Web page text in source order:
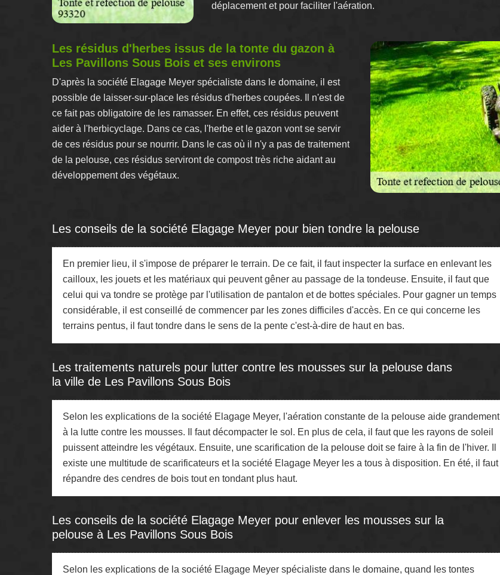
déplacement et pour faciliter l'aération.
Les résidus d'herbes issus de la tonte du gazon à
Les Pavillons Sous Bois et ses environs
D'après la société Elagage Meyer spécialiste dans le domaine, il est
possible de laisser-sur-place les résidus d'herbes coupées. Il n'est de
ce fait pas obligatoire de les ramasser. En effet, ces résidus peuvent
aider à l'herbicyclage. Dans ce cas, l'herbe et le gazon vont se servir
de ces résidus pour se nourrir. Dans le cas où il n'y a pas de traitement
de la pelouse, ces résidus serviront de compost très riche aidant au
développement des végétaux.
Les conseils de la société Elagage Meyer pour bien tondre la pelouse
En premier lieu, il s'impose de préparer le terrain. De ce fait, il faut inspecter la surface en enlevant les
cailloux, les jouets et les matériaux qui peuvent gêner au passage de la tondeuse. Ensuite, il faut que
celui qui va tondre se protège par l'utilisation de pantalon et de bottes spéciales. Pour gagner un temps
considérable, il est conseillé de commencer par les zones difficiles d'accès. En ce qui concerne les
terrains pentus, il faut tondre dans le sens de la pente c'est-à-dire de haut en bas.
Les traitements naturels pour lutter contre les mousses sur la pelouse dans
la ville de Les Pavillons Sous Bois
Selon les explications de la société Elagage Meyer, l'aération constante de la pelouse aide grandement
à la lutte contre les mousses. Il faut décompacter le sol. En plus de cela, il faut que les rayons de soleil
puissent atteindre les végétaux. Ensuite, une scarification de la pelouse doit se faire à la fin de l'hiver. Il
existe une multitude de scarificateurs et la société Elagage Meyer les a tous à disposition. En été, il faut
répandre des cendres de bois tout en tondant plus haut.
Les conseils de la société Elagage Meyer pour enlever les mousses sur la
pelouse à Les Pavillons Sous Bois
Selon les explications de la société Elagage Meyer spécialiste dans le domaine, quand les tontes